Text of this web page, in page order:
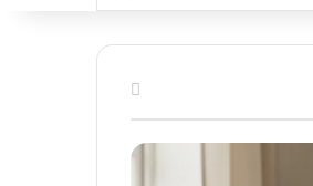
برای
راهنمای